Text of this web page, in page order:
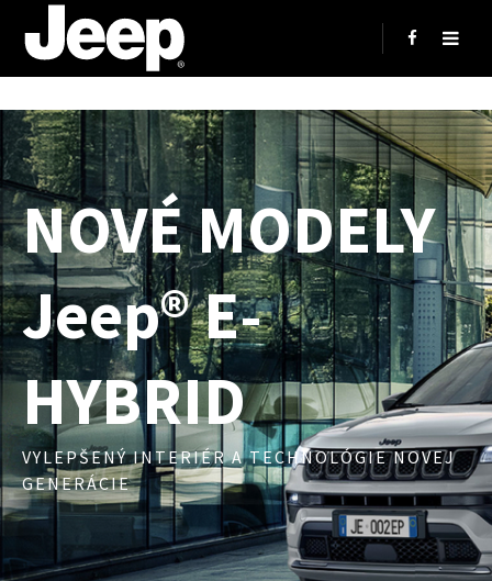
NOVÉ MODELY
Jeep® E-
HYBRID
VYLEPŠENÝ INTERIÉR A TECHNOLÓGIE NOVEJ
GENERÁCIE